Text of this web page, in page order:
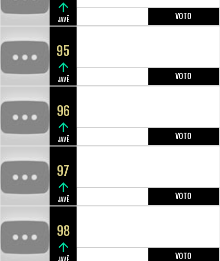
JAVË VOTO
95
JAVË VOTO
96
JAVË VOTO
97
JAVË VOTO
98
VOTO